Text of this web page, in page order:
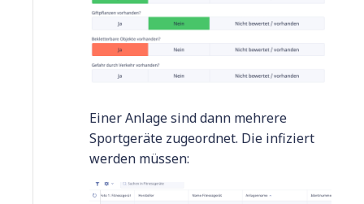
Einer Anlage sind dann mehrere
Sportgeräte zugeordnet. Die infiziert
werden müssen: